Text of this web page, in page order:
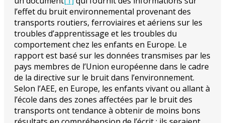
l’effet du bruit environnemental provenant des
transports routiers, ferroviaires et aériens sur les
troubles d’apprentissage et les troubles du
comportement chez les enfants en Europe. Le
rapport est basé sur les données transmises par les
pays membres de l’Union européenne dans le cadre
de la directive sur le bruit dans l’environnement.
Selon l’AEE, en Europe, les enfants vivant ou allant à
l’école dans des zones affectées par le bruit des
transports ont tendance à obtenir de moins bons